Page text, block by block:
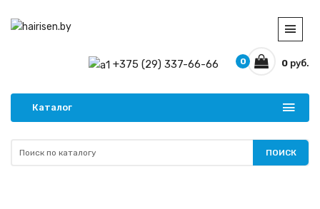
+375 (29) 337-66-66 0 руб.
0
Каталог
ПОИСК